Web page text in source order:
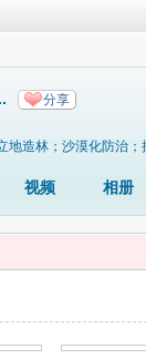
分享
地造林；沙漠化防治
视频 相册